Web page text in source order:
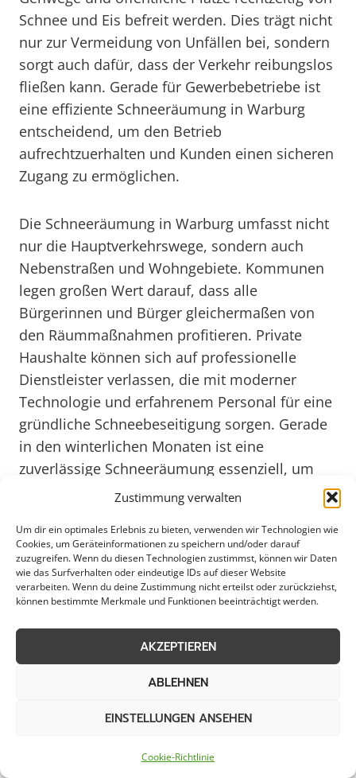
Zustimmung verwalten
Um dir ein optimales Erlebnis zu bieten, verwenden wir Technologien wie
Cookies, um Geräteinformationen zu speichern und/oder darauf
zuzugreifen. Wenn du diesen Technologien zustimmst, können wir Daten
wie das Surfverhalten oder eindeutige IDs auf dieser Website
verarbeiten. Wenn du deine Zustimmung nicht erteilst oder zurückziehst,
können bestimmte Merkmale und Funktionen beeinträchtigt werden.
AKZEPTIEREN
ABLEHNEN
EINSTELLUNGEN ANSEHEN
Cookie-Richtlinie
Schnee und Eis befreit werden. Dies trägt nicht
nur zur Vermeidung von Unfällen bei, sondern
sorgt auch dafür, dass der Verkehr reibungslos
fließen kann. Gerade für Gewerbebetriebe ist
eine effiziente Schneeräumung in Warburg
entscheidend, um den Betrieb
aufrechtzuerhalten und Kunden einen sicheren
Zugang zu ermöglichen.
Die Schneeräumung in Warburg umfasst nicht
nur die Hauptverkehrswege, sondern auch
Nebenstraßen und Wohngebiete. Kommunen
legen großen Wert darauf, dass alle
Bürgerinnen und Bürger gleichermaßen von
den Räummaßnahmen profitieren. Private
Haushalte können sich auf professionelle
Dienstleister verlassen, die mit moderner
Technologie und erfahrenem Personal für eine
gründliche Schneebeseitigung sorgen. Gerade
in den winterlichen Monaten ist eine
zuverlässige Schneeräumung essenziell, um
ein sicheres und angenehmes Lebensumfeld in
Mit Blick auf das Jahr 2025 gewinnt die
Bedeutung einer effektiven Schneeräumung in
Warburg weiter an Relevanz. Der Klimawandel
führt zu immer unvorhersehbareren
Wetterverhältnissen, die eine flexible und
Räumfahrzeuge und Streugeräte ermöglichen
gestalten und Ressourcen optimal einzusetzen.